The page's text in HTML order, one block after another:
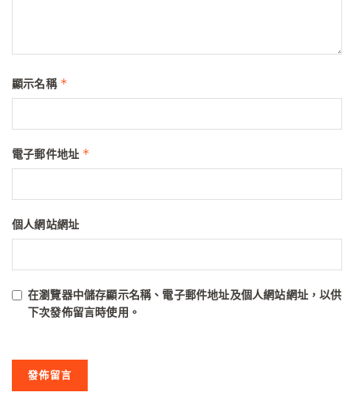
顯示名稱 *
電子郵件地址 *
個人網站網址
在瀏覽器中儲存顯示名稱、電子郵件地址及個人網站網址，以供
下次發佈留言時使用。